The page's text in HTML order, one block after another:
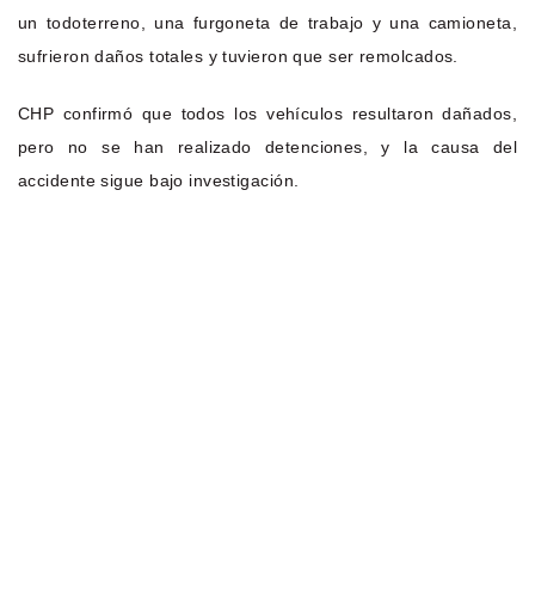
un todoterreno, una furgoneta de trabajo y una camioneta,
sufrieron daños totales y tuvieron que ser remolcados.
CHP confirmó que todos los vehículos resultaron dañados,
pero no se han realizado detenciones, y la causa del
accidente sigue bajo investigación.